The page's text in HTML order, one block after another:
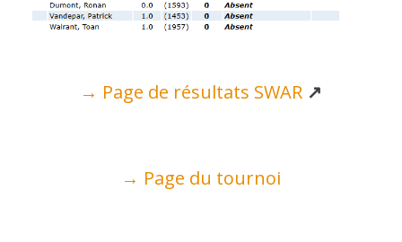
→ Page de résultats SWAR ↗
→ Page du tournoi